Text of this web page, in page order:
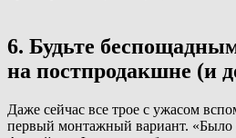
6. Будьте
на постпродакшне (и
Даже сейчас все трое с ужасом
первый монтажный вариант. «Было